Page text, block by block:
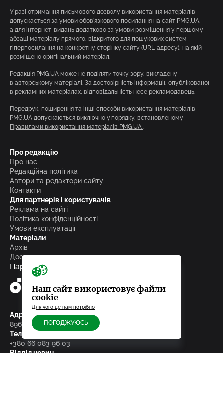
У разі отримання письмового дозволу використання матеріалів
допускається за умови обов’язкового посилання на сайт PMG.UA,
а для інтернет-видань додатково за умови розміщення у першому
абзаці матеріалу прямого, відкритого для пошукових систем
гіперпосилання на конкретну сторінку сайту (URL-адресу), на якій
розміщено оригінальний матеріал.
Редакція PMG.UA може не поділяти точку зору, викладену
в авторському матеріалі. За достовірність інформації, опублікованої
в рекламних матеріалах, відповідальність несе рекламодавець.
Передрук, поширення та інші способи використання матеріалів
PMG.UA допускаються виключно у порядку, встановленому
Правилами використання матеріалів PMG.UA .
Про редакцію
Про нас
Редакційна політика
Автори та редактори сайту
Контакти
Для партнерів і користувачів
Реклама на сайті
Політика конфіденційності
Умови експлуатації
Матеріали
Архів
Досьє
Партнери
Адреса редакції
89600, м.Мукачево, пл. Кирила і Мефодія, 29/3
Телефон
+380 66 083 96 03
Відділ новин
Наш сайт використовує файли
cookie
Для чого це нам потрібно
ПОГОДЖУЮСЬ